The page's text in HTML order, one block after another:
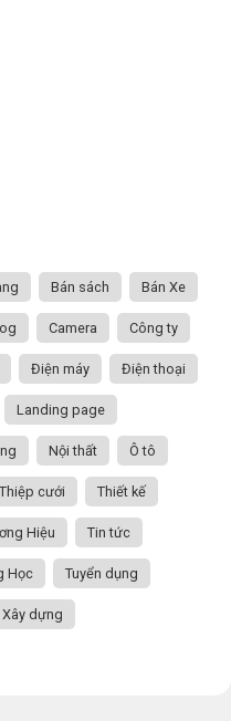
Bán sách Bán Xe
Camera Công ty
Điện máy Điện thoại
Landing page
Nội thất Ô tô
Thiệp cưới Thiết kế
Hiệu Tin tức
Học Tuyển dụng
Xây dựng